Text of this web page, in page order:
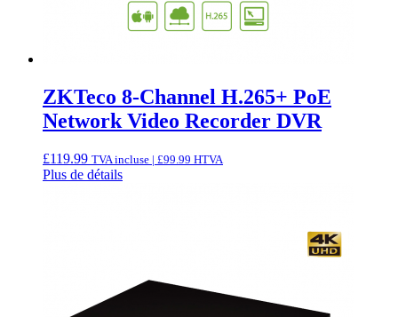
ZKTeco 8-Channel H.265+ PoE
Network Video Recorder DVR
£119.99 TVA incluse | £99.99 HTVA
Plus de détails